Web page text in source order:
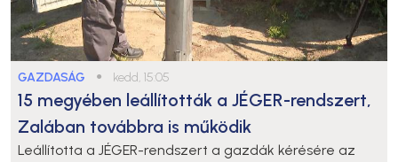
GAZDASÁG ● kedd, 15:05
15 megyében leállították a JÉGER-rendszert,
Zalában továbbra is működik
Leállította a JÉGER-rendszert a gazdák kérésére az